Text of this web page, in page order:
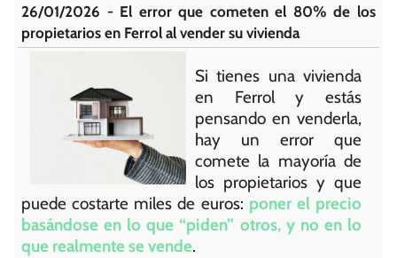
26/01/2026 - El error que cometen el 80% de los
propietarios en Ferrol al vender su vivienda
Si tienes una vivienda
en Ferrol y estás
pensando en venderla,
hay un error que
comete la mayoría de
los propietarios y que
puede costarte miles de euros: poner el precio
basándose en lo que “piden” otros, y no en lo
que realmente se vende.